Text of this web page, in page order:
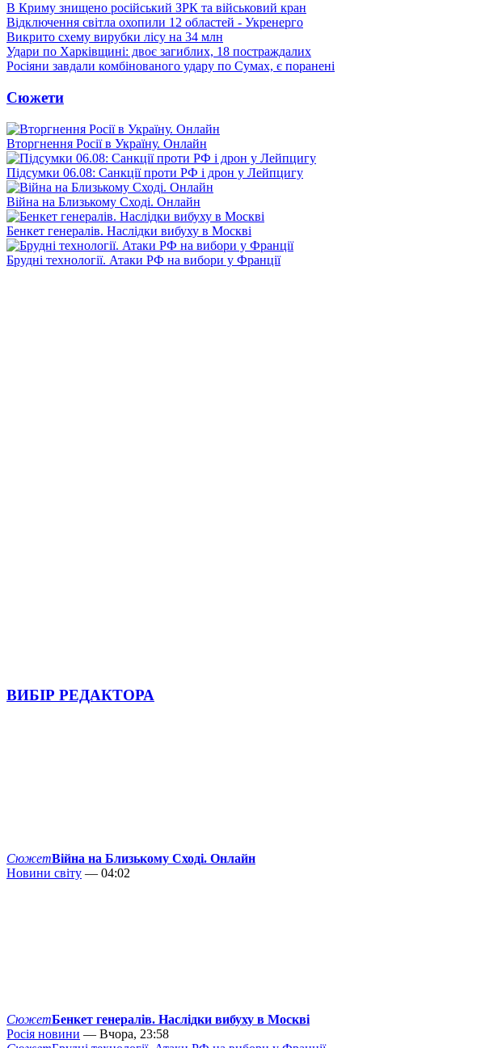
В Криму знищено російський ЗРК та військовий кран
Відключення світла охопили 12 областей - Укренерго
Викрито схему вирубки лісу на 34 млн
Удари по Харківщині: двоє загиблих, 18 постраждалих
Росіяни завдали комбінованого удару по Сумах, є поранені
Сюжети
Вторгнення Росії в Україну. Онлайн
Підсумки 06.08: Санкції проти РФ і дрон у Лейпцигу
Війна на Близькому Сході. Онлайн
Бенкет генералів. Наслідки вибуху в Москві
Брудні технології. Атаки РФ на вибори у Франції
ВИБІР РЕДАКТОРА
СюжетВійна на Близькому Сході. Онлайн
Новини світу — 04:02
СюжетБенкет генералів. Наслідки вибуху в Москві
Росія новини — Вчора, 23:58